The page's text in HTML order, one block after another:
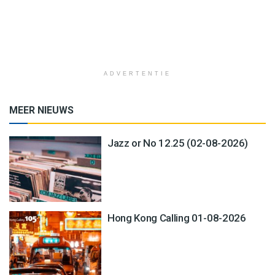
ADVERTENTIE
MEER NIEUWS
Jazz or No 12.25 (02-08-2026)
Hong Kong Calling 01-08-2026